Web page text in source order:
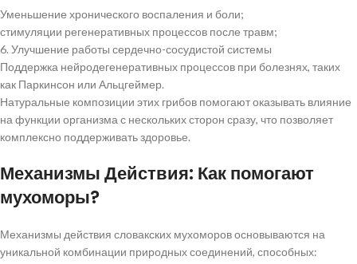
Уменьшение хронического воспаления и боли;
стимуляции регенеративных процессов после травм;
6. Улучшение работы сердечно-сосудистой системы
Поддержка нейродегенеративных процессов при болезнях, таких
как Паркинсон или Альцгеймер.
Натуральные композиции этих грибов помогают оказывать влияние
на функции организма с нескольких сторон сразу, что позволяет
комплексно поддерживать здоровье.
Механизмы Действия: Как помогают
мухоморы?
Механизмы действия словакских мухоморов основываются на
уникальной комбинации природных соединений, способных: